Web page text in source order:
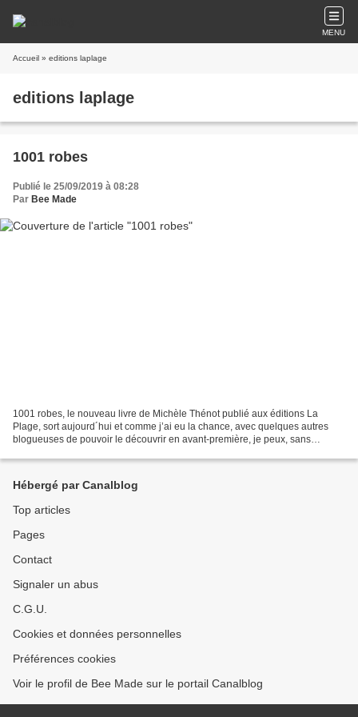
MENU
Accueil » editions laplage
editions laplage
1001 robes
Publié le 25/09/2019 à 08:28
Par Bee Made
1001 robes, le nouveau livre de Michèle Thénot publié aux éditions La
Plage, sort aujourd´hui et comme j’ai eu la chance, avec quelques autres
blogueuses de pouvoir le découvrir en avant-première, je peux, sans
Hébergé par Canalblog
Top articles
Pages
Contact
Signaler un abus
C.G.U.
Cookies et données personnelles
Préférences cookies
Voir le profil de Bee Made sur le portail Canalblog